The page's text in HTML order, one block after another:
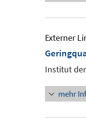
Externer
Institut
mehr